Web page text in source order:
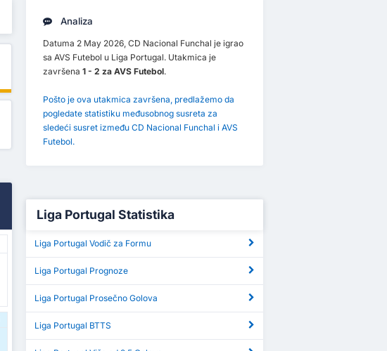
Analiza
Datuma 2 May 2026, CD Nacional Funchal je igrao
sa AVS Futebol u Liga Portugal. Utakmica je
završena 1 - 2 za AVS Futebol.
Pošto je ova utakmica završena, predlažemo da
pogledate statistiku međusobnog susreta za
sledeći susret između CD Nacional Funchal i AVS
Futebol.
Liga Portugal Statistika
Liga Portugal Vodič za Formu
Liga Portugal Prognoze
Liga Portugal Prosečno Golova
Liga Portugal BTTS